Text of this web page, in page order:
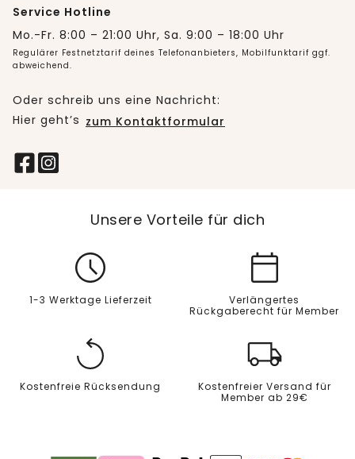
Service Hotline
Mo.-Fr. 8:00 – 21:00 Uhr, Sa. 9:00 – 18:00 Uhr
Regulärer Festnetztarif deines Telefonanbieters, Mobilfunktarif ggf.
abweichend.
Oder schreib uns eine Nachricht:
Hier geht’s zum Kontaktformular
Unsere Vorteile für dich
1-3 Werktage Lieferzeit
Verlängertes
Rückgaberecht für Member
Kostenfreie Rücksendung
Kostenfreier Versand für
Member ab 29€